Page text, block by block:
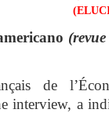
de
interview, a